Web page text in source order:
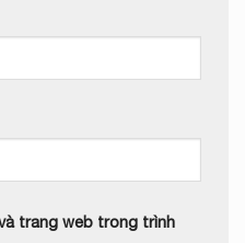
trang web trong trình